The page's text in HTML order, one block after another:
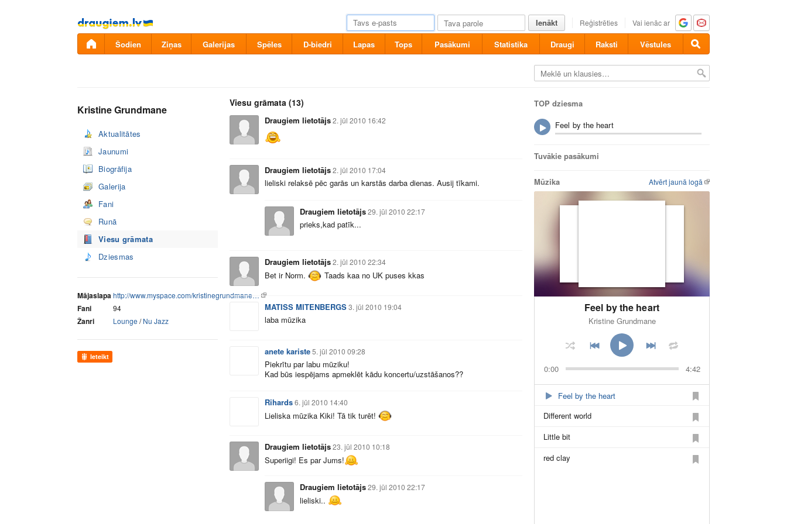
Pāriet
uz
saturu
Ienākt Reģistrēties Vai ienāc ar
Šodien Ziņas Galerijas Spēles D-biedri Lapas Tops Pasākumi Statistika Draugi Raksti Vēstules
Kristine Grundmane
Aktualitātes
Jaunumi
Biogrāfija
Galerija
Fani
Runā
Viesu grāmata
Dziesmas
Mājaslapahttp://www.myspace.com/kristinegrundmane…
Fani 94
Žanri Lounge /Nu Jazz
Ieteikt
Viesu grāmata (13)
Draugiem lietotājs2. jūl 2010 16:42
Draugiem lietotājs2. jūl 2010 17:04
lieliski relaksē pēc garās un karstās darba dienas. Ausij tīkami.
Draugiem lietotājs29. jūl 2010 22:17
prieks,kad patīk...
Draugiem lietotājs2. jūl 2010 22:34
Bet ir Norm. Taads kaa no UK puses kkas
MATISS MITENBERGS3. jūl 2010 19:04
laba mūzika
anete kariste5. jūl 2010 09:28
Piekrītu par labu mūziku!
Kad būs iespējams apmeklēt kādu koncertu/uzstāšanos??
Rihards6. jūl 2010 14:40
Lieliska mūzika Kiki! Tā tik turēt!
Draugiem lietotājs23. jūl 2010 10:18
Superiigi! Es par Jums!
Draugiem lietotājs29. jūl 2010 22:17
lieliski..
TOP dziesma
Feel by the heart
Tuvākie pasākumi
Atvērt jaunā logā
Mūzika
Feel by the heart
Kristine Grundmane
0:00 4:42
Feel by the heart
Different world
Little bit
red clay